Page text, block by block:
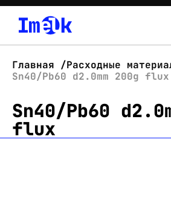
О нас
Новости
Главная Расходные
Sn40/Pb60 d2.0mm 200g flux
Sn40/Pb60
flux